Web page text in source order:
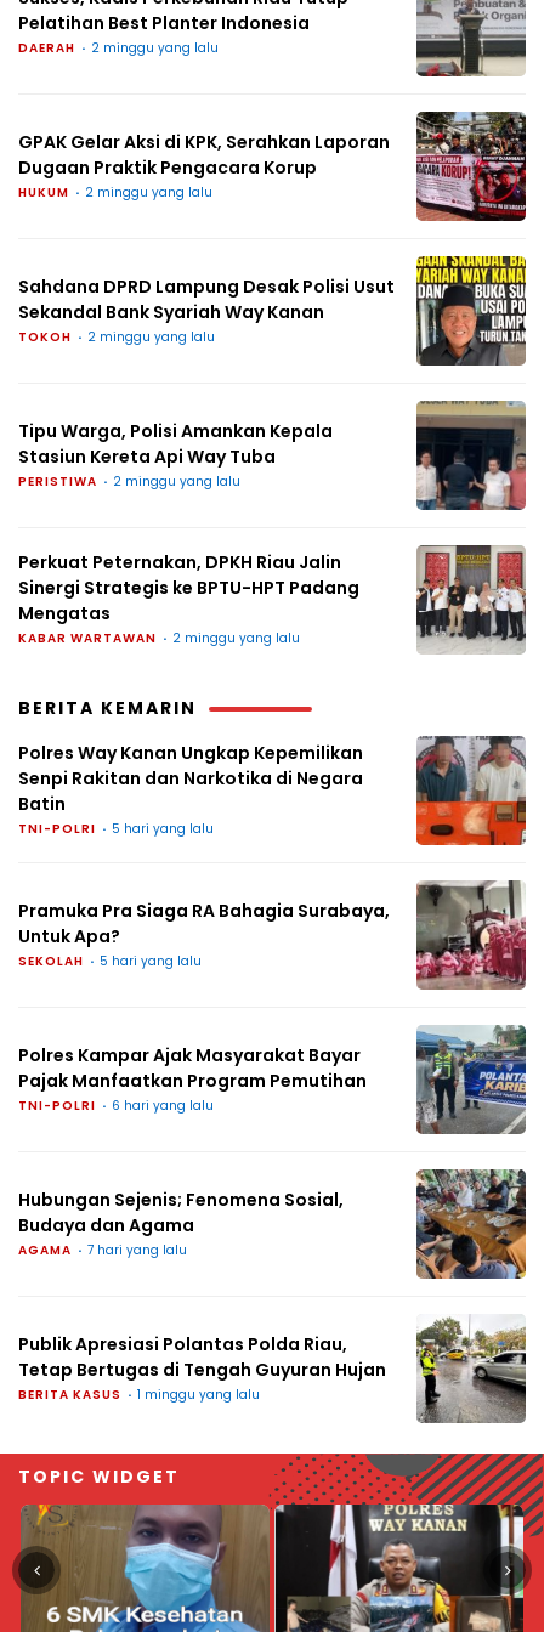
Pelatihan Best Planter Indonesia
DAERAH 2 minggu yang lalu
GPAK Gelar Aksi di KPK, Serahkan Laporan
Dugaan Praktik Pengacara Korup
HUKUM 2 minggu yang lalu
Sahdana DPRD Lampung Desak Polisi Usut
Sekandal Bank Syariah Way Kanan
TOKOH 2 minggu yang lalu
Tipu Warga, Polisi Amankan Kepala
Stasiun Kereta Api Way Tuba
PERISTIWA 2 minggu yang lalu
Perkuat Peternakan, DPKH Riau Jalin
Sinergi Strategis ke BPTU-HPT Padang
Mengatas
KABAR WARTAWAN 2 minggu yang lalu
BERITA KEMARIN
Polres Way Kanan Ungkap Kepemilikan
Senpi Rakitan dan Narkotika di Negara
Batin
TNI-POLRI 5 hari yang lalu
Pramuka Pra Siaga RA Bahagia Surabaya,
Untuk Apa?
SEKOLAH 5 hari yang lalu
Polres Kampar Ajak Masyarakat Bayar
Pajak Manfaatkan Program Pemutihan
TNI-POLRI 6 hari yang lalu
Hubungan Sejenis; Fenomena Sosial,
Budaya dan Agama
AGAMA 7 hari yang lalu
Publik Apresiasi Polantas Polda Riau,
Tetap Bertugas di Tengah Guyuran Hujan
BERITA KASUS 1 minggu yang lalu
TOPIC WIDGET